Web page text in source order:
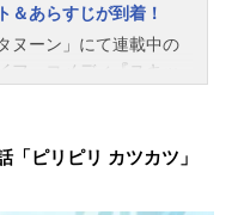
アカウントがオープ
り抜き動画や、スペシ
届けします。ぜひフォ
放送・配信情報2023年
＆あらすじが到着！
ヌーン」にて連載中の
フ・コメディ『スキッ
放送中です。このた
「ピリピリ カツカツ」